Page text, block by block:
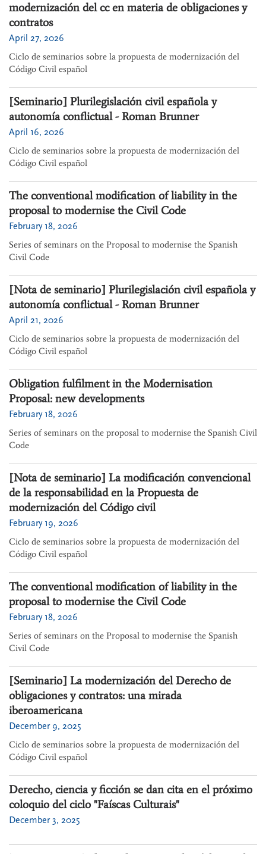
modernización del cc en materia de obligaciones y
contratos
April 27, 2026
Ciclo de seminarios sobre la propuesta de modernización del
Código Civil español
[Seminario] Plurilegislación civil española y
autonomía conflictual - Roman Brunner
April 16, 2026
Ciclo de seminarios sobre la propuesta de modernización del
Código Civil español
The conventional modification of liability in the
proposal to modernise the Civil Code
February 18, 2026
Series of seminars on the Proposal to modernise the Spanish
Civil Code
[Nota de seminario] Plurilegislación civil española y
autonomía conflictual - Roman Brunner
April 21, 2026
Ciclo de seminarios sobre la propuesta de modernización del
Código Civil español
Obligation fulfilment in the Modernisation
Proposal: new developments
February 18, 2026
Series of seminars on the proposal to modernise the Spanish Civil
Code
[Nota de seminario] La modificación convencional
de la responsabilidad en la Propuesta de
modernización del Código civil
February 19, 2026
Ciclo de seminarios sobre la propuesta de modernización del
Código Civil español
The conventional modification of liability in the
proposal to modernise the Civil Code
February 18, 2026
Series of seminars on the Proposal to modernise the Spanish
Civil Code
[Seminario] La modernización del Derecho de
obligaciones y contratos: una mirada
iberoamericana
December 9, 2025
Ciclo de seminarios sobre la propuesta de modernización del
Código Civil español
Derecho, ciencia y ficción se dan cita en el próximo
coloquio del ciclo "Faíscas Culturais"
December 3, 2025